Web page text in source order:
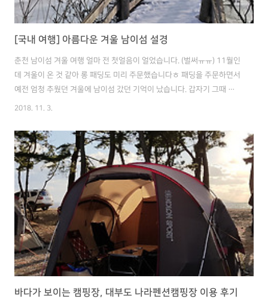
[국내 여행] 아름다운 겨울 남이섬 설경
춘천 남이섬 겨울 여행 얼마 전 첫얼음이 얼었습니다. (벌써ㅠㅠ) 11월인
데 겨울이 온 것 같아 롱 패딩도 미리 주문했습니다ㅎ 패딩을 주문하면서
예전 엄청 추웠던 겨울에 남이섬 갔던 기억이 났습니다. 갑자기 그때 추
억이 떠오르면서 외장하드에 있던 사진을 찾아가며 이번 포스팅을 작성
박료 포함입니다. 배편은 오전 7:30분부터 21:40분 까지 있어 여유롭게
둘러볼 수 있습니다. 섬은 도보로 구경할 수 있으나, 자전거를 대여하면
더 편하게 둘러볼 수 있습니다. 입장료, 자전거 대여료 등 이날 영하 10도
가 내려가니 깊은 강도 표면은 전부 얼어 있었습니다. 그 두꺼운 얼음을
배를 타고 깨면서 가는 게, 멋지고 새로운 경험이었습니다. 섬..
2018. 11. 3.
바다가 보이는 캠핑장, 대부도 나라펜션캠핑장 이용 후기